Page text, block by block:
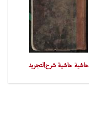
حاشیة حاشیة شرح‌التجرید